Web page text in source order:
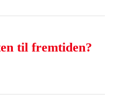
til fremtiden?